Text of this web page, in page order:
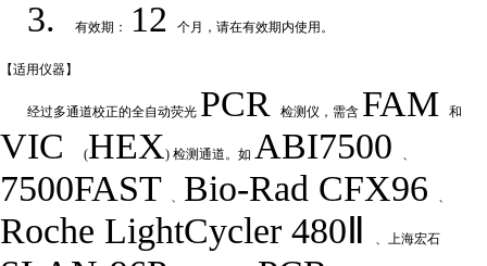
3. 有效期： 12 个月，请在有效期内使用 。
【适用仪器】
经过多通道校正的全自动荧光 PCR 检测仪，需含 FAM 和
VIC(HEX) 检测通道。如ABI7500 、
7500FAST 、 Bio-Rad CFX96 、
Roche LightCycler 480Ⅱ 、上海宏石